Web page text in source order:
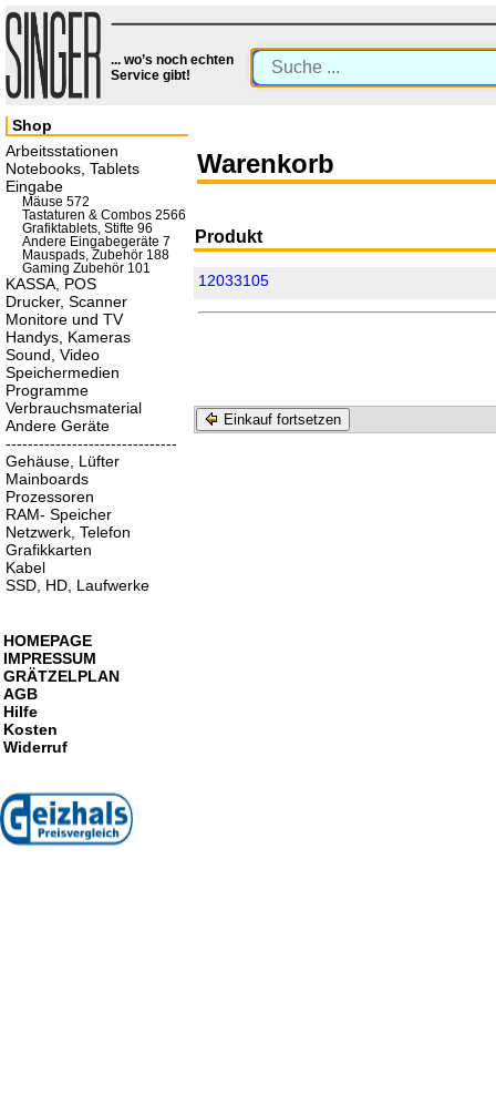
... wo’s noch echten
Service gibt!
Warenkorb
Produkt
12033105
Einkauf fortsetzen
Shop
Arbeitsstationen
Notebooks, Tablets
Eingabe
Mäuse 572
Tastaturen & Combos 2566
Grafiktablets, Stifte 96
Andere Eingabegeräte 7
Mauspads, Zubehör 188
Gaming Zubehör 101
KASSA, POS
Drucker, Scanner
Monitore und TV
Handys, Kameras
Sound, Video
Speichermedien
Programme
Verbrauchsmaterial
Andere Geräte
-------------------------------
Gehäuse, Lüfter
Mainboards
Prozessoren
RAM- Speicher
Netzwerk, Telefon
Grafikkarten
Kabel
SSD, HD, Laufwerke
HOMEPAGE
IMPRESSUM
GRÄTZELPLAN
AGB
Hilfe
Kosten
Widerruf